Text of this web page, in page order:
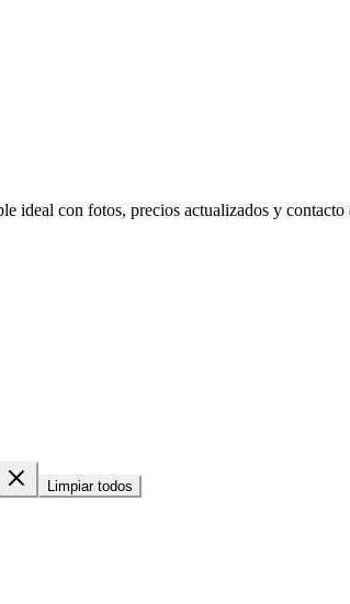
ideal con fotos, precios actualizados y
Limpiar todos